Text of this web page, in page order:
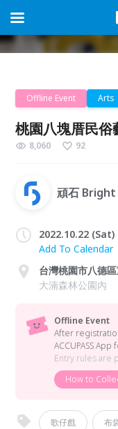
Offline Event Arts
桃園八塊厝民
8,060 92
頑石
2022.10.22
Add To Calendar
台灣桃園市八德
大湳森林公園內
Offline Event
After
ACCUPASS
Entry rules are
How to
歌仔戲 布